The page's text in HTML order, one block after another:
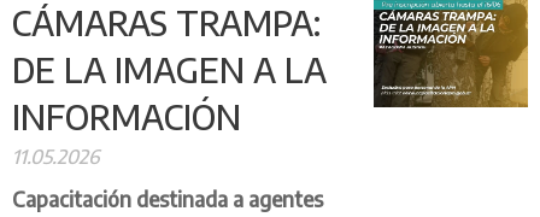
CÁMARAS TRAMPA:
DE LA IMAGEN A LA
INFORMACIÓN
11.05.2026
Capacitación destinada a agentes